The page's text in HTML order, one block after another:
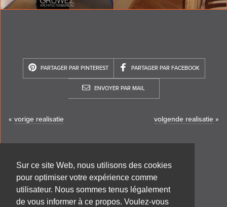
Sur ce site Web, nous utilisons des cookies
pour optimiser votre expérience comme
utilisateur. Nous sommes tenus légalement
de vous informer à ce propos. Voulez-vous
PARTAGER PAR PINTEREST PARTAGER PAR FACEBOOK
ENVOYER PAR MAIL
« vorige realisatie volgende realisatie »